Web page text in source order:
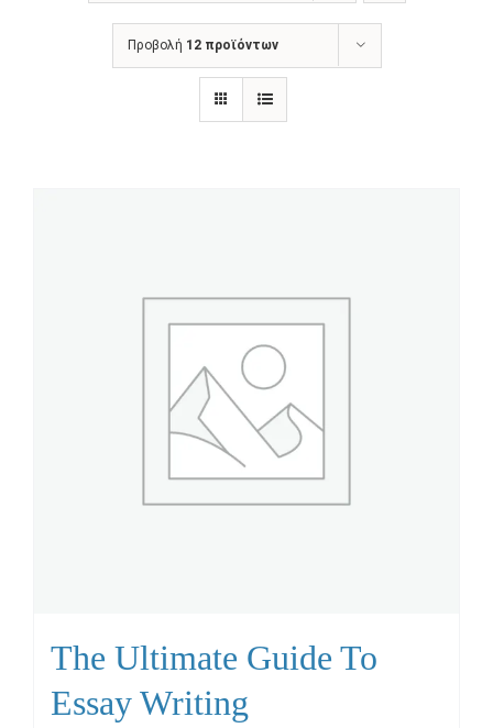
ΑΝΑΚΟΙΝΩΣΕΙΣ
ΠΡΑΚΤΙΚΗ ΑΣΚΗΣΗ
Προβολή 12 προϊόντων
The Ultimate Guide To
Essay Writing